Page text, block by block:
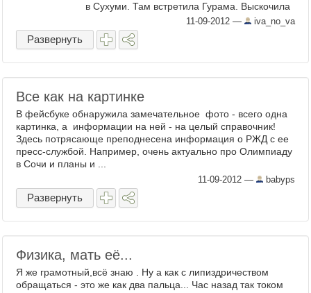
в Сухуми. Там встретила Гурама. Выскочила
11-09-2012 — iva_no_va
Развернуть
Все как на картинке
В фейсбуке обнаружила замечательное фото - всего одна
картинка, а информации на ней - на целый справочник!
Здесь потрясающе преподнесена информация о РЖД с ее
пресс-службой. Например, очень актуально про Олимпиаду
в Сочи и планы и ...
11-09-2012 — babyps
Развернуть
Физика, мать её...
Я же грамотный,всё знаю . Ну а как с липиздричеством
обращаться - это же как два пальца... Час назад так током